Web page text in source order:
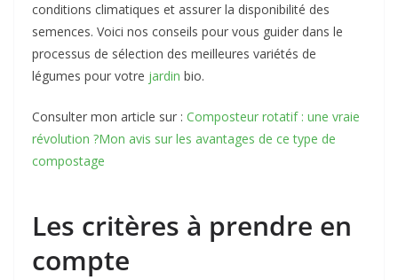
conditions climatiques et assurer la disponibilité des
semences. Voici nos conseils pour vous guider dans le
processus de sélection des meilleures variétés de
légumes pour votre jardin bio.
Consulter mon article sur : Composteur rotatif : une vraie
révolution ?Mon avis sur les avantages de ce type de
compostage
Les critères à prendre en
compte